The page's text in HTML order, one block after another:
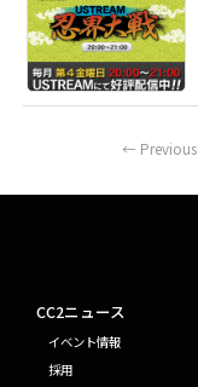
← Previous
CC2ニュース
イベント情報
採用